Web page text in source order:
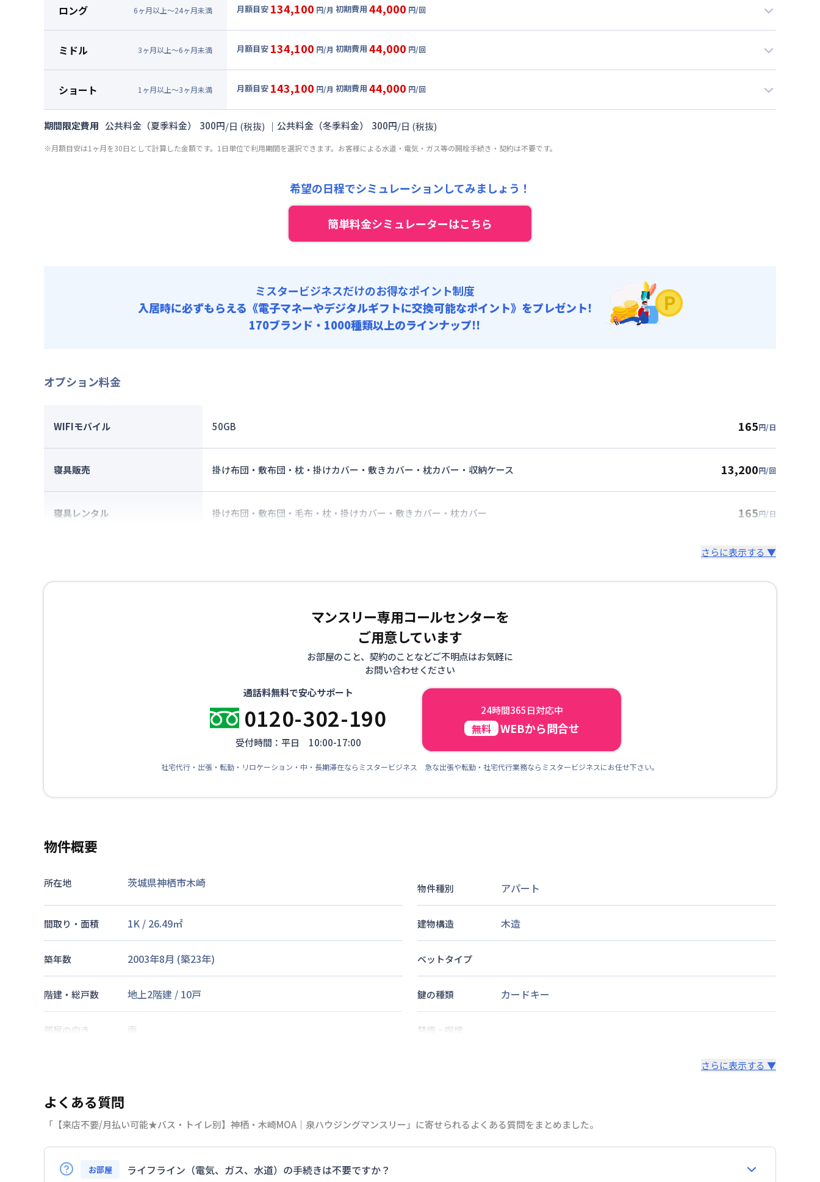
ロング 6ヶ月以上～24ヶ月未満 月額目安 134,100 円/月 初期費用 44,000 円/回
78,000円/月 (2,600円/日)
光熱費他 : 36,000円/月 (1,200円/日) (税抜)
清掃料他 : 0円/回 (税抜)
その他費用 :
業務管理費: 15,000円/月 (500円/日) (税抜)
入居者携行品補償代 : 5,000円/回 (税抜)
ルームクリーニング代 : 30,000円/回 (税抜)
ミドル 3ヶ月以上～6ヶ月未満 月額目安 134,100 円/月 初期費用 44,000 円/回
78,000円/月 (2,600円/日)
光熱費他 : 36,000円/月 (1,200円/日) (税抜)
清掃料他 :
0円/回 (税抜)
その他費用 :
入居者携行品補償代 : 5,000円/回 (税抜)
ファイテック消火剤 : 5,000円/回 (税抜)
ルームクリーニング代 : 30,000円/回 (税抜)
ショート 1 ヶ月以上～3ヶ月未満 月額目安 143,100 円/月 初期費用 44,000 円/回
月額賃料目安(30日利用)
光熱費他 : 36,000円/月 (1,200円/日) (税抜)
入居者携行品補償代 : 5,000円/回 (税抜)
期間限定費用 公共料金（夏季料金） 300円/日 (税抜) ｜ 公共料金（冬季料金） 300円/日 (税抜)
※月額目安は1ヶ月を30日として計算した金額です。1日単位で利用期間を選択できます。お客様による水道・電気・ガス等の開栓手続き・契約は不要です。
希望の日程でシミュレーションしてみましょう！
簡単料金シミュレーターはこちら
ミスタービジネスだけのお得なポイント制度
入居時に必ずもらえる 《電子マネーやデジタルギフトに交換可能なポイント》をプレゼント!
170ブランド・1000種類以上のラインナップ!!
オプション料金
WIFIモバイル 50GB 165円/日
寝具販売 掛け布団・敷布団・枕・掛けカバー・敷きカバー・枕カバー・収納ケース 13,200円/回
寝具レンタル 掛け布団・敷布団・毛布・枕・掛けカバー・敷きカバー・枕カバー 165円/日
さらに表示する ▼
マンスリー専用コールセンターを
ご用意しています
お部屋のこと、契約のことなどご不明点はお気軽に
お問い合わせください
通話料無料で安心サポート
0120-302-190
受付時間：平日 10:00-17:00
24時間365日対応中
無料 WEBから問合せ
社宅代行・出張・転勤・リロケーション・中・長期滞在ならミスタービジネス 急な出張や転勤・社宅代行業務ならミスタービジネスにお任せ下さい。
物件概要
所在地 茨城県神栖市木崎 物件種別 アパート
間取り・面積 1K / 26.49㎡ 建物構造 木造
築年数 2003年8月 (築23年) ベットタイプ
階建・総戸数 地上2階建 / 10戸 鍵の種類 カードキー
部屋の向き 南 禁煙・喫煙
駐車場
敷地内駐車場
次回更新日 情報更新日より14日以内
情報更新日 2026年7月25日
さらに表示する ▼
よくある質問
「【来店不要/月払い可能★バス・トイレ別】神栖・木崎MOA｜泉ハウジングマンスリー」に寄せられるよくある質問をまとめました。
お部屋 ライフライン（電気、ガス、水道）の手続きは不要ですか？